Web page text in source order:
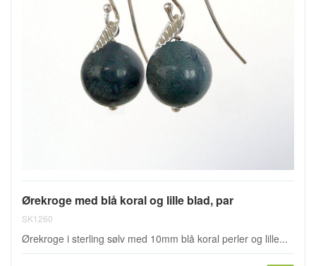
Ørekroge med blå koral og lille blad, par
SK1260
Ørekroge i sterling sølv med 10mm blå koral perler og lille...